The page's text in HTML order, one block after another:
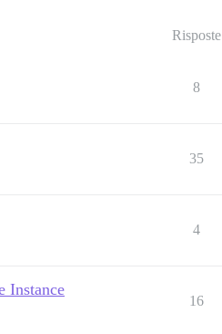
Risposte
8
35
4
Instance
16